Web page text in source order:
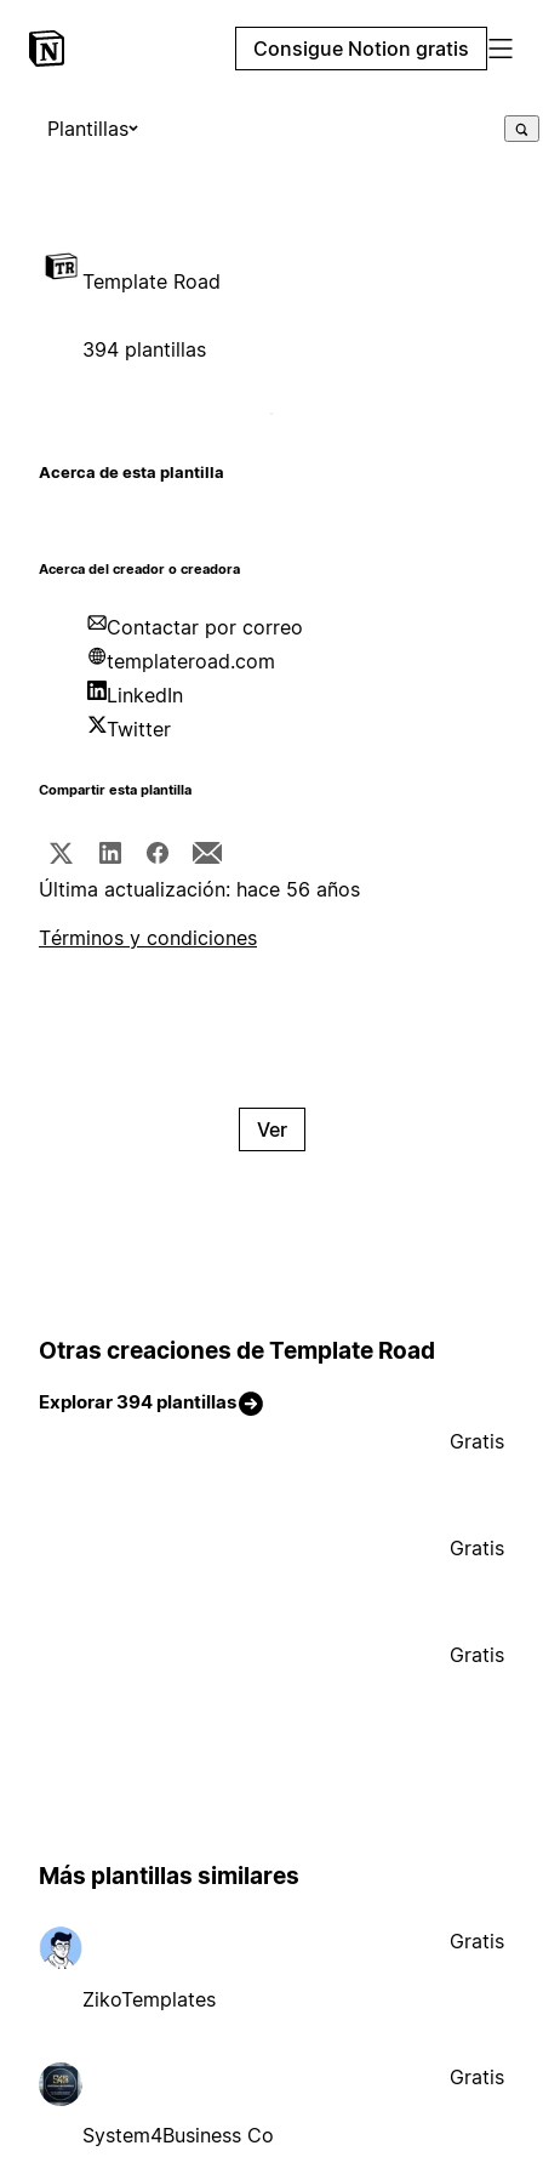
Consigue Notion gratis
Plantillas
Template Road
394 plantillas
Acerca de esta plantilla
Acerca del creador o creadora
Contactar por correo
templateroad.com
LinkedIn
Twitter
Compartir esta plantilla
Última actualización: hace 56 años
Términos y condiciones
Ver
Otras creaciones de Template Road
Explorar 394 plantillas
Gratis
Gratis
Gratis
Más plantillas similares
ZikoTemplates
Gratis
System4Business Co
Gratis